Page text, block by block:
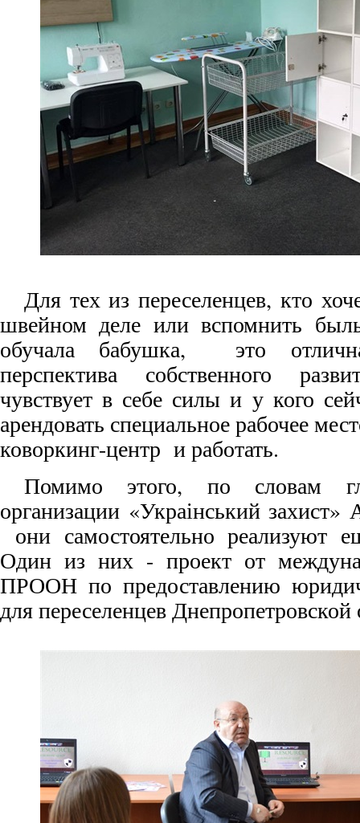
Для тех из переселенцев, кто
швейном деле или вспомнить
обучала бабушка, это
перспектива собственного
чувствует в себе силы и у кого
арендовать специальное рабочее
коворкинг-центр и работать.
Помимо этого, по словам
организации «Украінський захист»
они самостоятельно реализуют
Один из них - проект от
ПРООН по предоставлению
для переселенцев